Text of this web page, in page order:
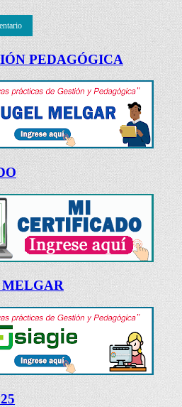
PEDAGÓGICA
MELGAR